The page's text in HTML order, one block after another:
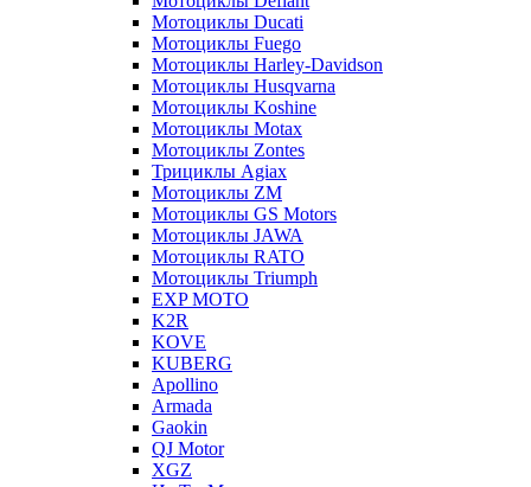
Мотоциклы Ducati
Мотоциклы Fuego
Мотоциклы Harley-Davidson
Мотоциклы Husqvarna
Мотоциклы Koshine
Мотоциклы Motax
Мотоциклы Zontes
Трициклы Agiax
Мотоциклы ZM
Мотоциклы GS Motors
Мотоциклы JAWA
Мотоциклы RATO
Мотоциклы Triumph
EXP MOTO
K2R
KOVE
KUBERG
Apollino
Armada
Gaokin
QJ Motor
XGZ